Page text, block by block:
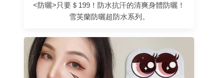
<防曬>只要＄199！防水抗汗的清爽身體防曬！
雪芙蘭防曬超防水系列。